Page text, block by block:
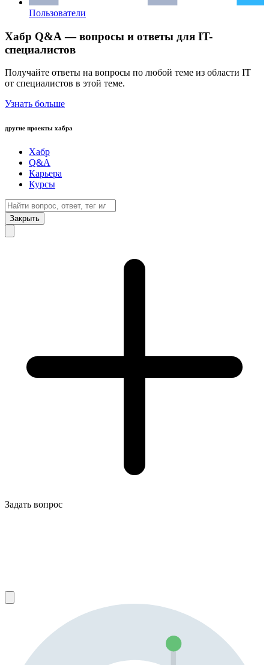
Пользователи
Хабр Q&A — вопросы и ответы для IT-
специалистов
Получайте ответы на вопросы по любой теме из области IT
от специалистов в этой теме.
Узнать больше
другие проекты хабра
Хабр
Q&A
Карьера
Курсы
Закрыть
Задать вопрос